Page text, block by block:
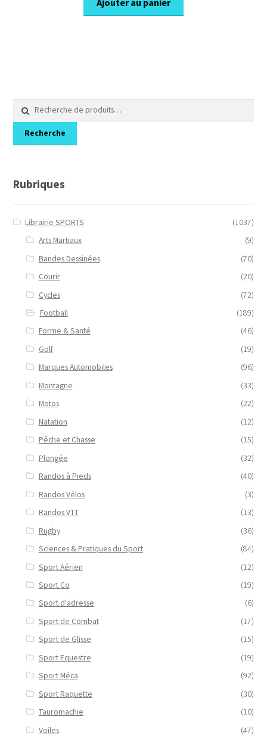
Recherche
pour :
Recherche
Rubriques
Librairie SPORTS
(1037)
Arts Martiaux
(9)
Bandes Dessinées
(70)
Courir
(20)
Cycles
(72)
Football
(189)
Forme & Santé
(46)
Golf
(19)
Marques Automobiles
(96)
Montagne
(33)
Motos
(22)
Natation
(12)
Pêche et Chasse
(15)
Plongée
(32)
Randos à Pieds
(40)
Randos Vélos
(3)
Randos VTT
(13)
Rugby
(36)
Sciences & Pratiques du Sport
(84)
Sport Aérien
(12)
Sport Co
(19)
Sport d'adresse
(6)
Sport de Combat
(17)
Sport de Glisse
(15)
Sport Equestre
(19)
Sport Méca
(92)
Sport Raquette
(30)
Tauromachie
(10)
Voiles
(47)